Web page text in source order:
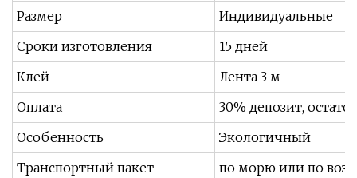
Размер
Индивидуальные
Сроки изготовления
15 дней
Клей
Лента 3 м
Оплата
30% депозит,
Особенность
Экологичный
Транспортный пакет
по морю или по